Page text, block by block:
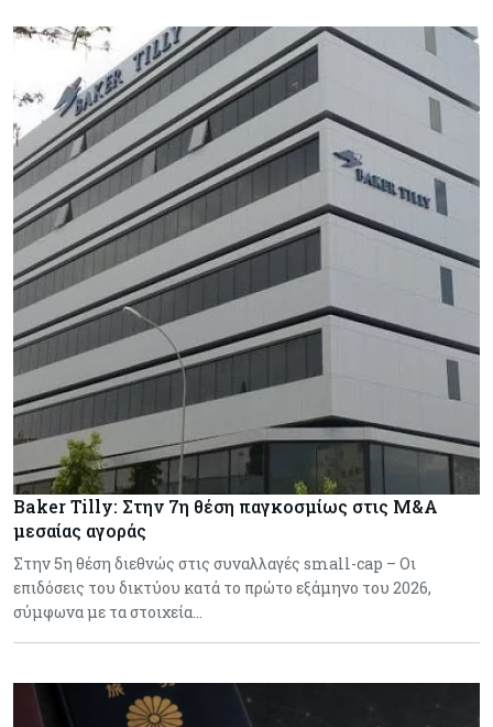
Baker Tilly: Στην 7η θέση παγκοσμίως στις M&A
μεσαίας αγοράς
Στην 5η θέση διεθνώς στις συναλλαγές small-cap – Οι
επιδόσεις του δικτύου κατά το πρώτο εξάμηνο του 2026,
σύμφωνα με τα στοιχεία…